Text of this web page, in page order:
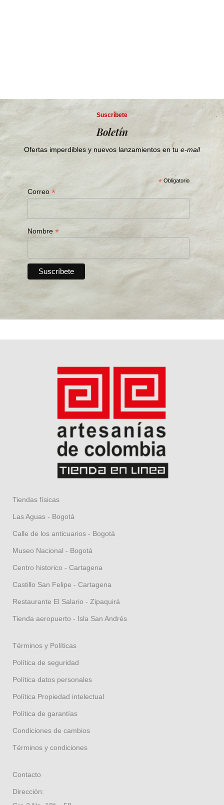
Suscríbete
Boletín
Ofertas imperdibles y nuevos lanzamientos en tu e-mail
* Obligatorio
Correo*
Nombre*
Tiendas físicas
Las Aguas - Bogotá
Calle de los anticuarios - Bogotá
Museo Nacional - Bogotá
Centro historico - Cartagena
Castillo San Felipe - Cartagena
Restaurante El Salario - Zipaquirá
Tienda aeropuerto - Isla San Andrés
Términos y Políticas
Política de seguridad
Política datos personales
Política Propiedad intelectual
Política de garantías
Condiciones de cambios
Términos y condiciones
Contacto
Dirección: